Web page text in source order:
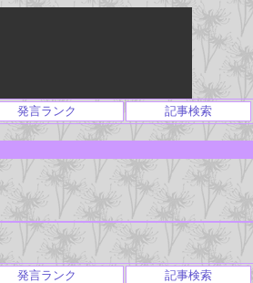
発言ランク 記事検索
発言ランク 記事検索